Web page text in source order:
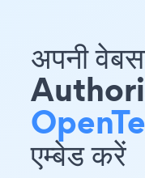
अपनी
एम्बेड करें